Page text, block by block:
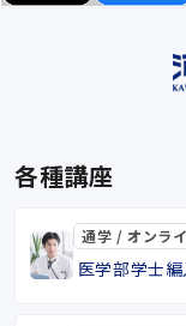
各種講座
通学 / オンラ
医学部学士